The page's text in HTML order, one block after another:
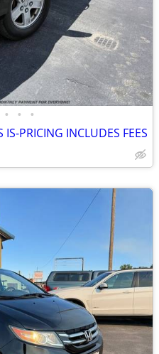
• • •
PRICING INCLUDES FEES